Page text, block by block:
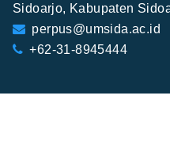
Sidoarjo, Kabupaten
perpus@umsida.ac.id
+62-31-8945444